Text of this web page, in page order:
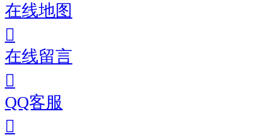
在线地图
在线留言
QQ客服